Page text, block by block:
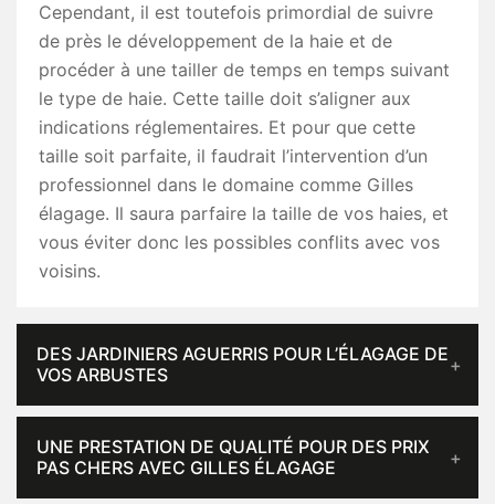
Cependant, il est toutefois primordial de suivre
de près le développement de la haie et de
procéder à une tailler de temps en temps suivant
le type de haie. Cette taille doit s’aligner aux
indications réglementaires. Et pour que cette
taille soit parfaite, il faudrait l’intervention d’un
professionnel dans le domaine comme Gilles
élagage. Il saura parfaire la taille de vos haies, et
vous éviter donc les possibles conflits avec vos
voisins.
DES JARDINIERS AGUERRIS POUR L’ÉLAGAGE DE
VOS ARBUSTES
UNE PRESTATION DE QUALITÉ POUR DES PRIX
PAS CHERS AVEC GILLES ÉLAGAGE